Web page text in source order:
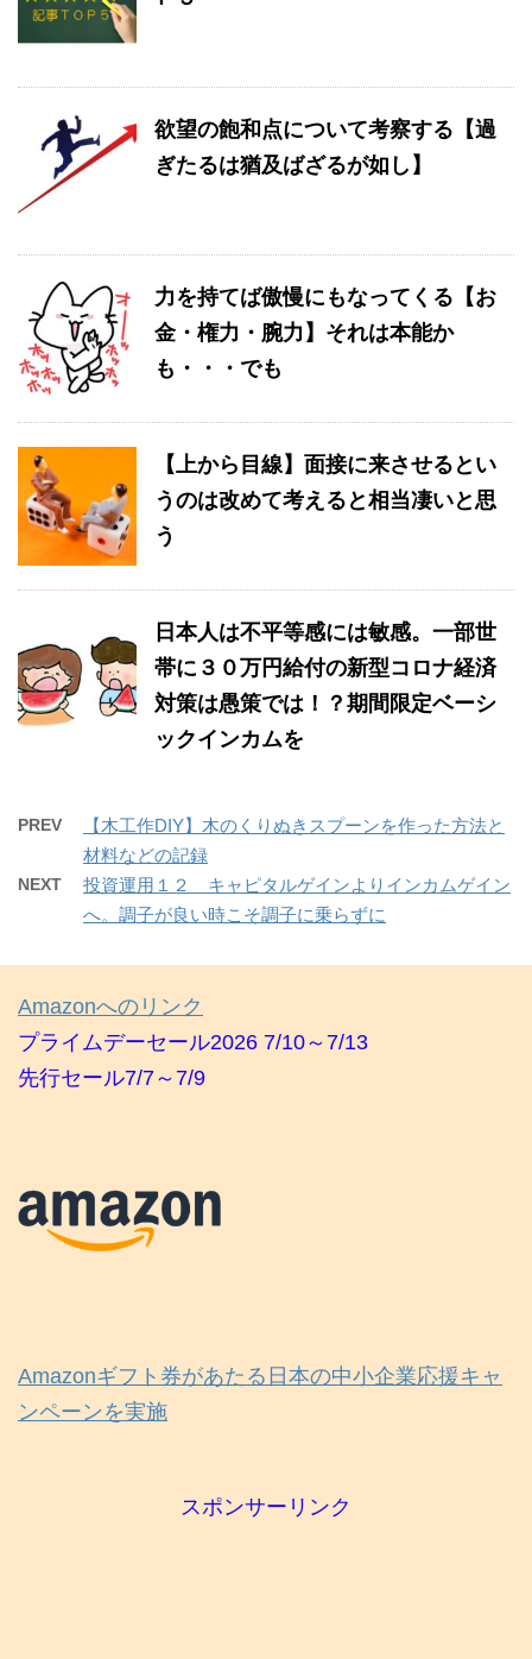
欲望の飽和点について考察する【過
ぎたるは猶及ばざるが如し】
力を持てば傲慢にもなってくる【お
金・権力・腕力】それは本能か
も・・・でも
【上から目線】面接に来させるとい
うのは改めて考えると相当凄いと思
う
日本人は不平等感には敏感。一部世
帯に３０万円給付の新型コロナ経済
対策は愚策では！？期間限定ベーシ
ックインカムを
PREV
【木工作DIY】木のくりぬきスプーンを作った方法と
材料などの記録
NEXT
投資運用１２ キャピタルゲインよりインカムゲイン
へ。調子が良い時こそ調子に乗らずに
Amazonへのリンク
プライムデーセール2026 7/10～7/13
先行セール7/7～7/9
Amazonギフト券があたる日本の中小企業応援キャ
ンペーンを実施
スポンサーリンク